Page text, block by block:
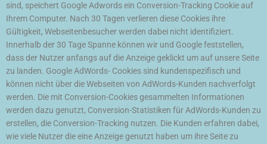
sind, speichert Google Adwords ein Conversion-Tracking Cookie auf
Ihrem Computer. Nach 30 Tagen verlieren diese Cookies ihre
Gültigkeit, Webseitenbesucher werden dabei nicht identifiziert.
Innerhalb der 30 Tage Spanne können wir und Google feststellen,
dass der Nutzer anfangs auf die Anzeige geklickt um auf unsere Seite
zu landen. Google AdWords- Cookies sind kundenspezifisch und
können nicht über die Webseiten von AdWords-Kunden nachverfolgt
werden. Die mit Conversion-Cookies gesammelten Informationen
werden dazu genutzt, Conversion-Statistiken für AdWords-Kunden zu
erstellen, die Conversion-Tracking nutzen. Die Kunden erfahren dabei,
wie viele Nutzer die eine Anzeige genutzt haben um ihre Seite zu